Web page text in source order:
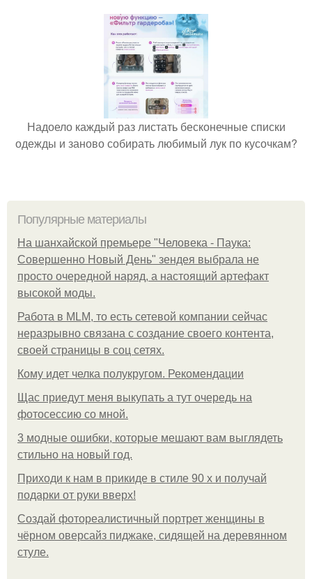
Надоело каждый раз листать бесконечные списки
одежды и заново собирать любимый лук по кусочкам?
Популярные материалы
На шанхайской премьере "Человека - Паука:
Совершенно Новый День" зендея выбрала не
просто очередной наряд, а настоящий артефакт
высокой моды.
Работа в MLM, то есть сетевой компании сейчас
неразрывно связана с создание своего контента,
своей страницы в соц сетях.
Кому идет челка полукругом. Рекомендации
Щас приедут меня выкупать а тут очередь на
фотосессию со мной.
3 модные ошибки, которые мешают вам выглядеть
стильно на новый год.
Приходи к нам в прикиде в стиле 90 х и получай
подарки от руки вверх!
Создай фотореалистичный портрет женщины в
чёрном оверсайз пиджаке, сидящей на деревянном
стуле.